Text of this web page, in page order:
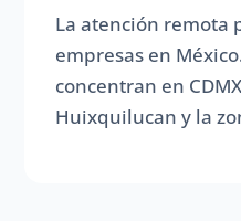
La atención remota
empresas en
concentran en
Huixquilucan y la